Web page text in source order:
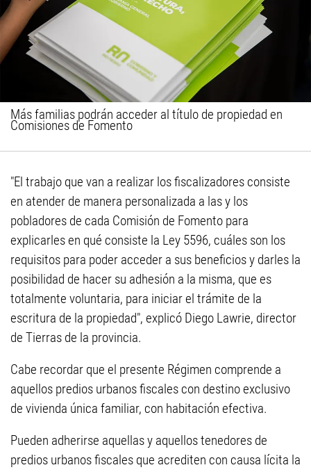
Más familias podrán acceder al título de propiedad en
Comisiones de Fomento
"El trabajo que van a realizar los fiscalizadores consiste
en atender de manera personalizada a las y los
pobladores de cada Comisión de Fomento para
explicarles en qué consiste la Ley 5596, cuáles son los
requisitos para poder acceder a sus beneficios y darles la
posibilidad de hacer su adhesión a la misma, que es
totalmente voluntaria, para iniciar el trámite de la
escritura de la propiedad", explicó Diego Lawrie, director
de Tierras de la provincia.
Cabe recordar que el presente Régimen comprende a
aquellos predios urbanos fiscales con destino exclusivo
de vivienda única familiar, con habitación efectiva.
Pueden adherirse aquellas y aquellos tenedores de
predios urbanos fiscales que acrediten con causa lícita la